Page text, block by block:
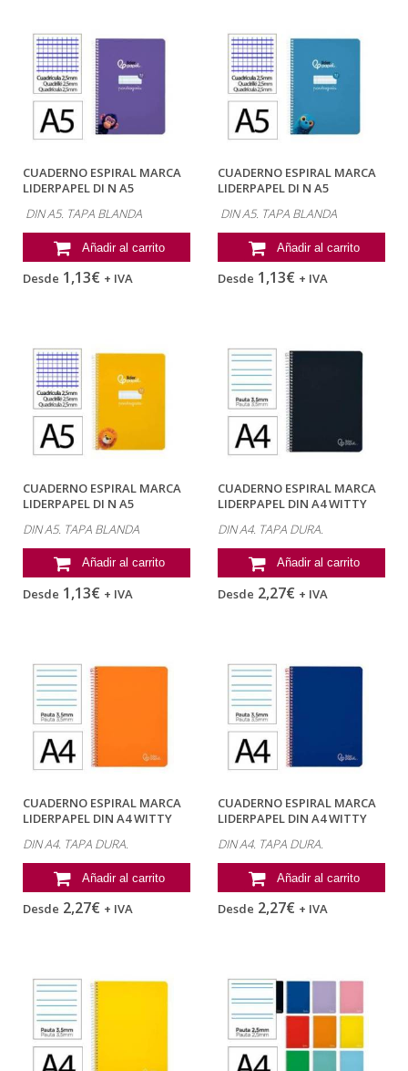
CUADERNO ESPIRAL MARCA
LIDERPAPEL DI N A5
DIN A5. TAPA BLANDA
Añadir al carrito
Desde 1,13€ + IVA
CUADERNO ESPIRAL MARCA
LIDERPAPEL DI N A5
DIN A5. TAPA BLANDA
Añadir al carrito
Desde 1,13€ + IVA
CUADERNO ESPIRAL MARCA
LIDERPAPEL DI N A5
DIN A5. TAPA BLANDA
Añadir al carrito
Desde 1,13€ + IVA
CUADERNO ESPIRAL MARCA
LIDERPAPEL DIN A4 WITTY
DIN A4. TAPA DURA.
Añadir al carrito
Desde 2,27€ + IVA
CUADERNO ESPIRAL MARCA
LIDERPAPEL DIN A4 WITTY
DIN A4. TAPA DURA.
Añadir al carrito
Desde 2,27€ + IVA
CUADERNO ESPIRAL MARCA
LIDERPAPEL DIN A4 WITTY
DIN A4. TAPA DURA.
Añadir al carrito
Desde 2,27€ + IVA